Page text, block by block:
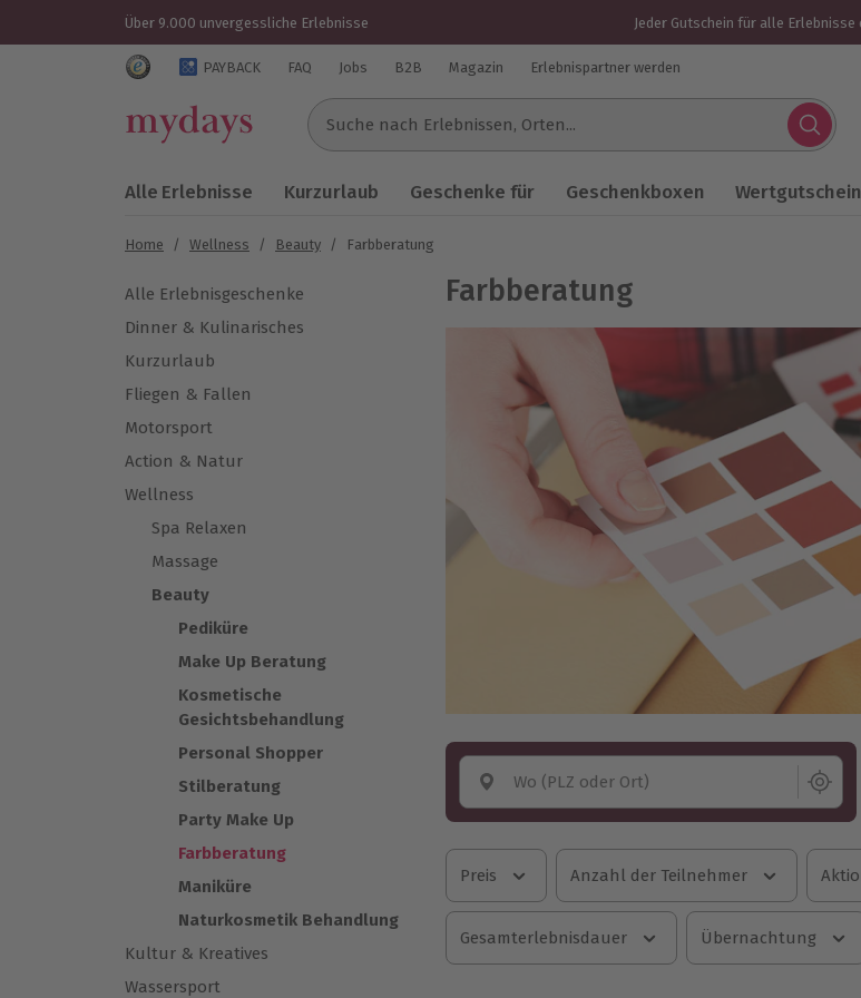
Über 9.000 unvergessliche Erlebnisse Jeder Gutschein für alle
Trustedshops Bewertungen für mydays.de
PAYBACK FAQ Jobs B2B Magazin Erlebnispartner werden
Suche nach Erlebnissen...
Alle Erlebnisse Kurzurlaub Geschenke für Geschenkboxen
Home / Wellness / Beauty / Farbberatung
Alle Erlebnisgeschenke
Dinner & Kulinarisches
Kurzurlaub
Fliegen & Fallen
Motorsport
Action & Natur
Wellness
Spa Relaxen
Massage
Beauty
Pediküre
Make Up Beratung
Kosmetische
Gesichtsbehandlung
Personal Shopper
Stilberatung
Party Make Up
Farbberatung
Maniküre
Naturkosmetik Behandlung
Kultur & Kreatives
Wassersport
Farbberatung
Wo (PLZ oder Ort)
Preis Anzahl der Teilnehmer
Gesamterlebnisdauer Übernachtung